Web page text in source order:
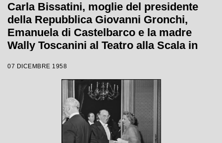
Carla Bissatini, moglie del presidente
della Repubblica Giovanni Gronchi,
Emanuela di Castelbarco e la madre
Wally Toscanini al Teatro alla Scala in
stagione lirica 1958-1959 con l'opera
"Turandot", di Giacomo Puccini, diretta
da Antonino Votto con la regia di
Margherita Wallmann
07 DICEMBRE 1958